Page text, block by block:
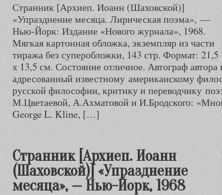
Странник [Архиеп. Иоанн (Шаховской)]
«Упразднение месяца. Лирическая поэма», —
Нью-Йорк: Издание «Нового журнала», 1968.
Мягкая картонная обложка, экземпляр из части
тиража без суперобложки, 143 стр. Формат: 21,5
х 13,5 см. Состояние отличное. Автограф автора
адресованный известному американскому
русской философии, критику и переводчику
М.Цветаевой, А.Ахматовой и И.Бродского:
George L. Kline, […]
Странник [Архиеп. Иоанн
(Шаховской)] «Упразднение
месяца», — Нью-Йорк, 1968